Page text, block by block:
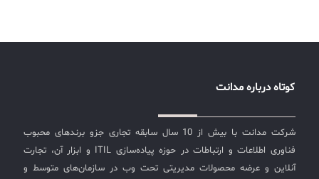
کوتاه درباره مدانت
شرکت مدانت با بیش از 10 سال سابقه تجاری جزو برندهای محبوب
فناوری اطلاعات و ارتباطات در حوزه پیاده‌سازی ITIL و ابزار آن، تجارت
آنلاین و عرضه محصولات مدیریتی تحت وب در سازمان‌های متوسط و